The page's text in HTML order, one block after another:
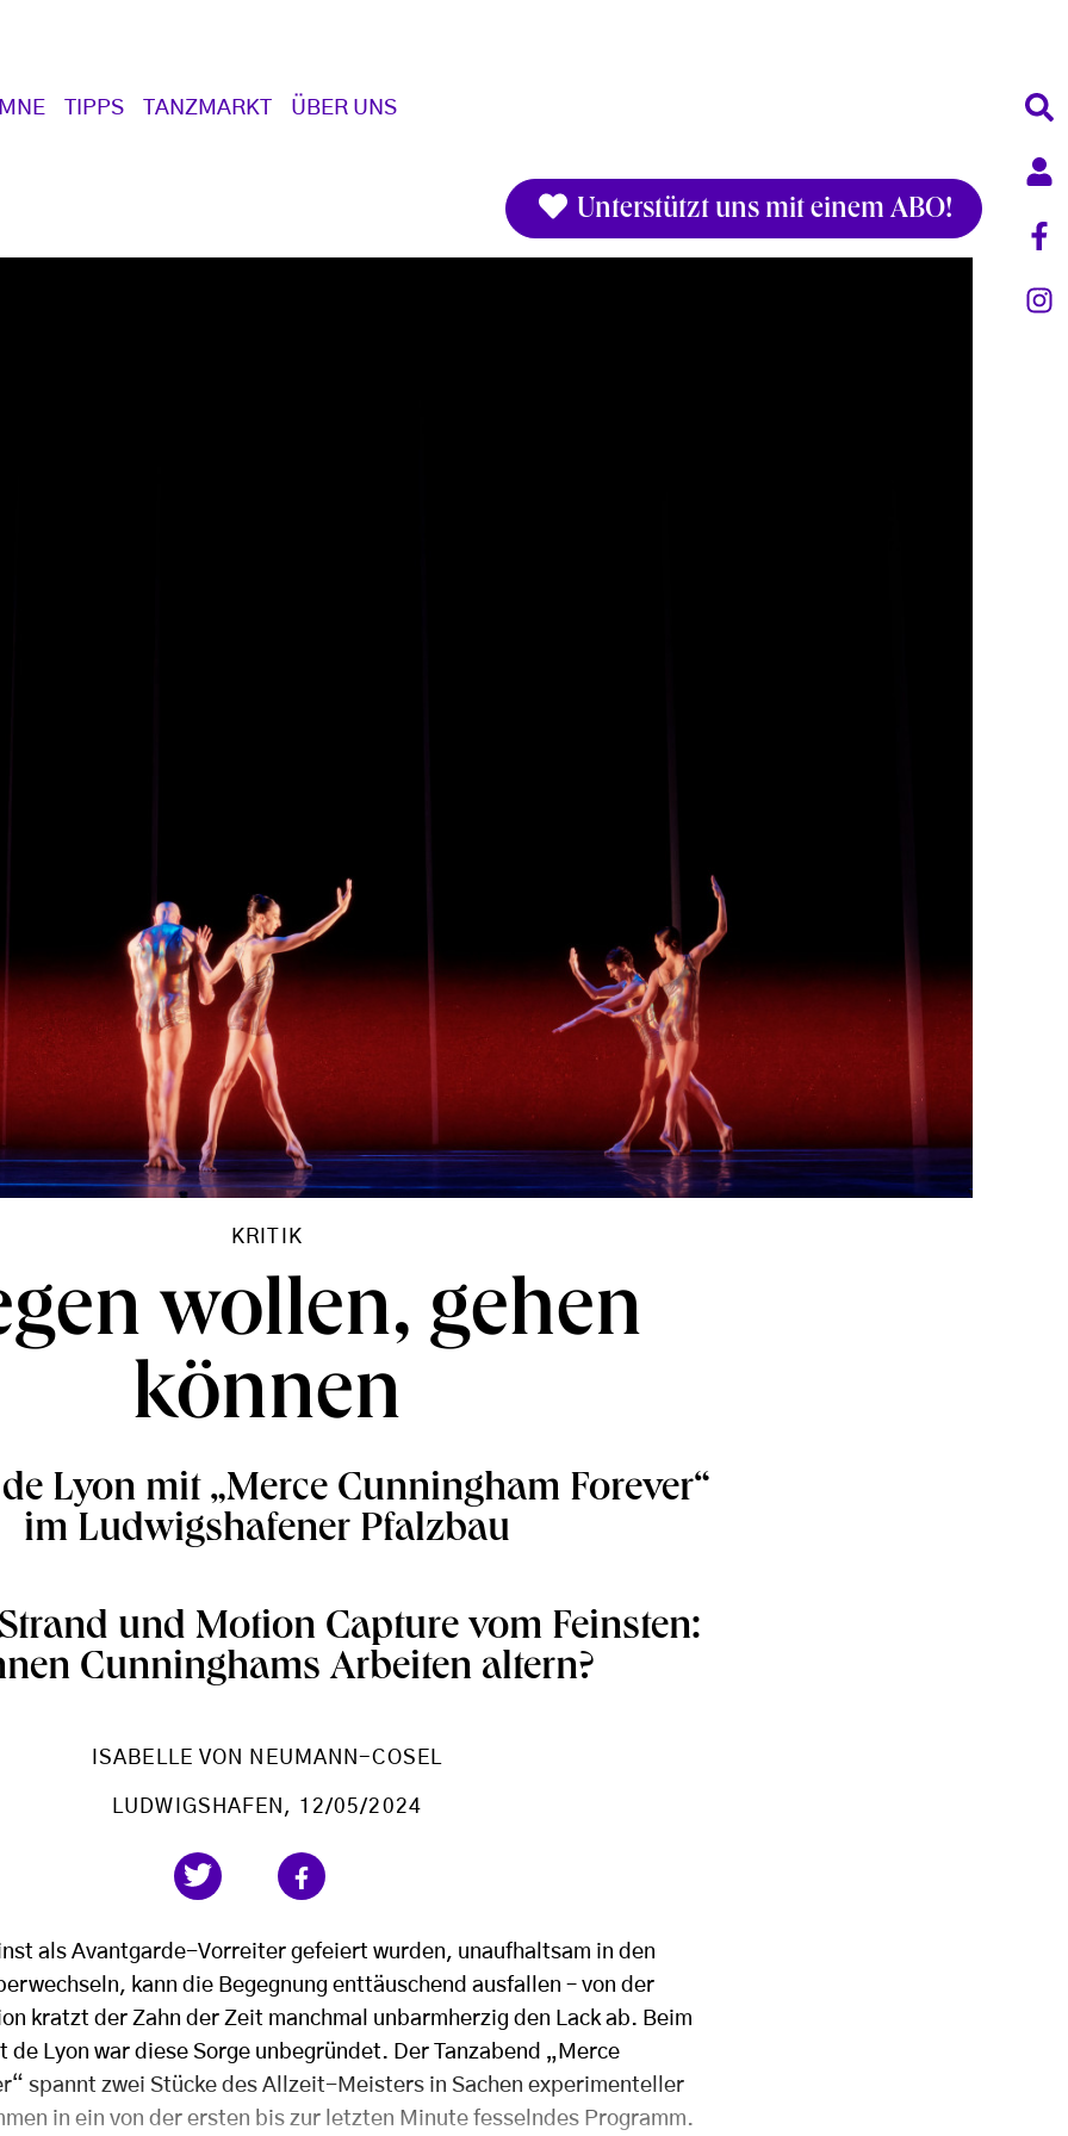
TIPPS TANZMARKT ÜBER UNS
Unterstützt uns mit einem ABO!
KRITIK
wollen, gehen
können
Lyon mit „Merce Cunningham Forever“
im Ludwigshafener Pfalzbau
und Motion Capture vom Feinsten:
Cunninghams Arbeiten altern?
ISABELLE VON NEUMANN-COSEL
LUDWIGSHAFEN , 12/05/2024
als Avantgarde-Vorreiter gefeiert wurden, unaufhaltsam in den
kann die Begegnung enttäuschend ausfallen – von der
kratzt der Zahn der Zeit manchmal unbarmherzig den Lack ab. Beim
de Lyon war diese Sorge unbegründet. Der Tanzabend „Merce
spannt zwei Stücke des Allzeit-Meisters in Sachen experimenteller
in ein von der ersten bis zur letzten Minute fesselndes Programm.